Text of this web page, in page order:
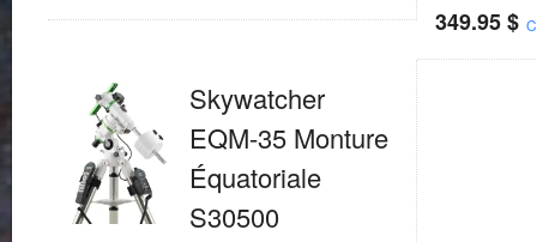
349.95$
Skywatcher
EQM-35 Monture
Équatoriale
S30500